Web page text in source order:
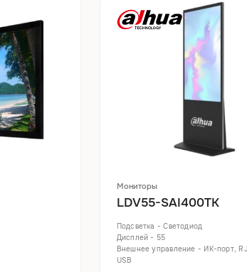
Мониторы
LDV55-SAI400TK
Подсветка - Светодиод
Дисплей - 55
Внешнее управление - ИК-порт,
USB